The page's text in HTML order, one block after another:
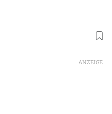
Foto: Breitling
ANZEIGE